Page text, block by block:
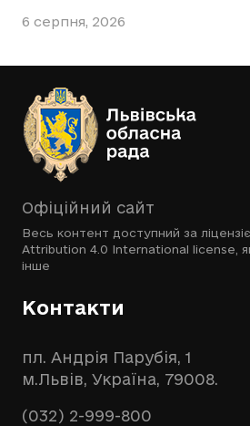
6 серпня, 2026
Офіційний сайт
Весь контент доступний за
Attribution 4.0 International license ,
інше
Контакти
пл. Андрія Парубія, 1
м.Львів, Україна, 79008.
(032) 2-999-800